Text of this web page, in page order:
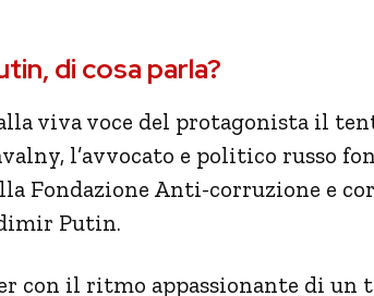
di cosa parla?
viva voce del protagonista il
, l’avvocato e politico russo
Fondazione Anti-corruzione e
Putin.
con il ritmo appassionante di